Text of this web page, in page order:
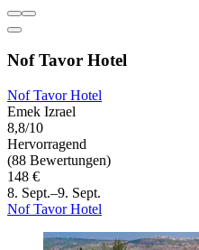
Nof Tavor Hotel
Nof Tavor Hotel
Emek Izrael
8,8/10
Hervorragend
(88 Bewertungen)
148 €
8. Sept.–9. Sept.
Nof Tavor Hotel